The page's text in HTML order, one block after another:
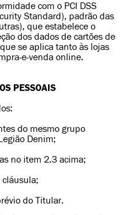
com o PCI DSS
Standard), padrão das
que estabelece o
dos dados de cartões de
se aplica tanto às lojas
e-venda online.
PESSOAIS
do mesmo grupo
Denim;
no item 2.3 acima;
cláusula;
do Titular.